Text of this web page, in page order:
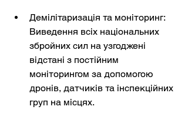
Демілітаризація та моніторинг:
Виведення всіх національних
збройних сил на узгоджені
відстані з постійним
моніторингом за допомогою
дронів, датчиків та інспекційних
груп на місцях.